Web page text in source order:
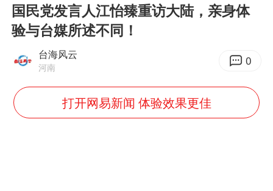
国民党发言人江怡臻重访大陆，亲身体
验与台媒所述不同！
台海风云
河南 0
打开网易新闻 体验效果更佳